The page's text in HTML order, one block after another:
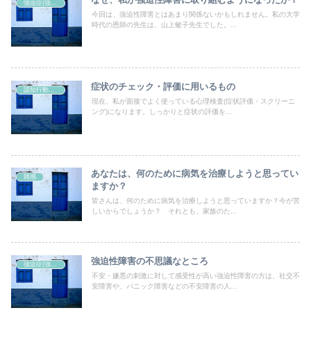
今回は、強迫性障害とはあまり関係ないかもしれません。私の大学
時代の恩師の先生は、山上敏子先生でした。...
認知行動療法 症状のチェック・評価に用いるもの
現在、私が面接でよく使っている心理検査(症状評価・スクリーニ
ング)になります。しっかりと症状の評価を...
雑感
あなたは、何のために病気を治療しようと思ってい
ますか？
皆さんは、何のために病気を治療しようと思っていますか？今が苦
しいからでしょうか？ それとも、家族のた...
強迫性障害の不思議なところ
不安・嫌悪の刺激に対して感受性が高い強迫性障害の方は、社交不
安障害や、パニック障害などの不安障害の人...